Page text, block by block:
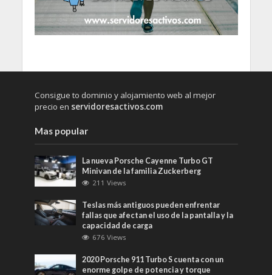
Consigue to dominio y alojamiento web al mejor
precio en servidoresactivos.com
Mas popular
La nueva Porsche Cayenne Turbo GT
Minivan de la familia Zuckerberg
211 Views
Teslas más antiguos pueden enfrentar
fallas que afectan el uso de la pantalla y la
capacidad de carga
676 Views
2020 Porsche 911 Turbo S cuenta con un
enorme golpe de potencia y torque